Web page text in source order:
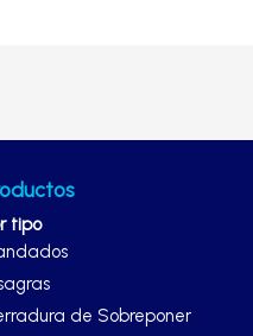
tipo
de Sobreponer